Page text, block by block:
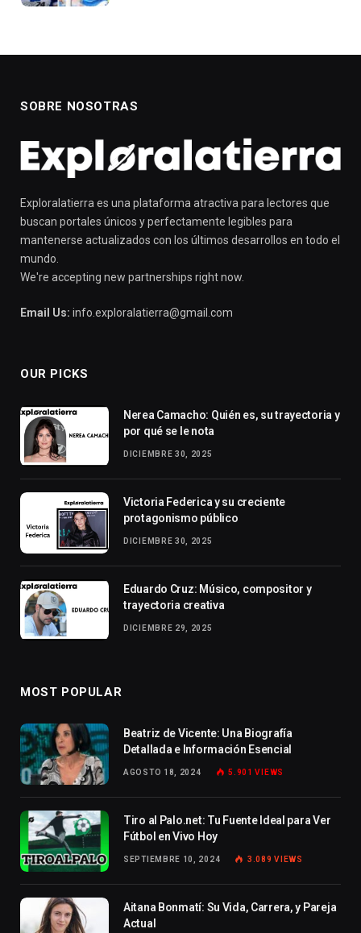
SOBRE NOSOTRAS
Exploralatierra es una plataforma atractiva para lectores que
buscan portales únicos y perfectamente legibles para
mantenerse actualizados con los últimos desarrollos en todo el
mundo.
We're accepting new partnerships right now.
Email Us: info.exploralatierra@gmail.com
OUR PICKS
Nerea Camacho: Quién es, su trayectoria y
por qué se le nota
DICIEMBRE 30, 2025
Victoria Federica y su creciente
protagonismo público
DICIEMBRE 30, 2025
Eduardo Cruz: Músico, compositor y
trayectoria creativa
DICIEMBRE 29, 2025
MOST POPULAR
Beatriz de Vicente: Una Biografía
Detallada e Información Esencial
AGOSTO 18, 2024 5.901VIEWS
Tiro al Palo.net: Tu Fuente Ideal para Ver
Fútbol en Vivo Hoy
SEPTIEMBRE 10, 2024 3.089VIEWS
Aitana Bonmatí: Su Vida, Carrera, y Pareja
Actual